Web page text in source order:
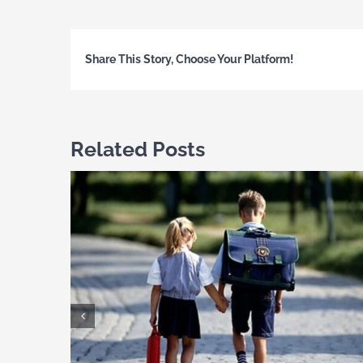
Share This Story, Choose Your Platform!
Related Posts